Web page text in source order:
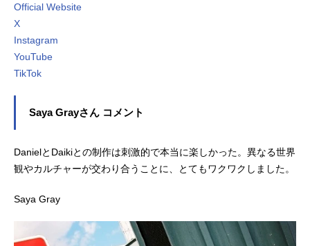
Official Website
X
Instagram
YouTube
TikTok
Saya Grayさん コメント
DanielとDaikiとの制作は刺激的で本当に楽しかった。異なる世界
観やカルチャーが交わり合うことに、とてもワクワクしました。
Saya Gray